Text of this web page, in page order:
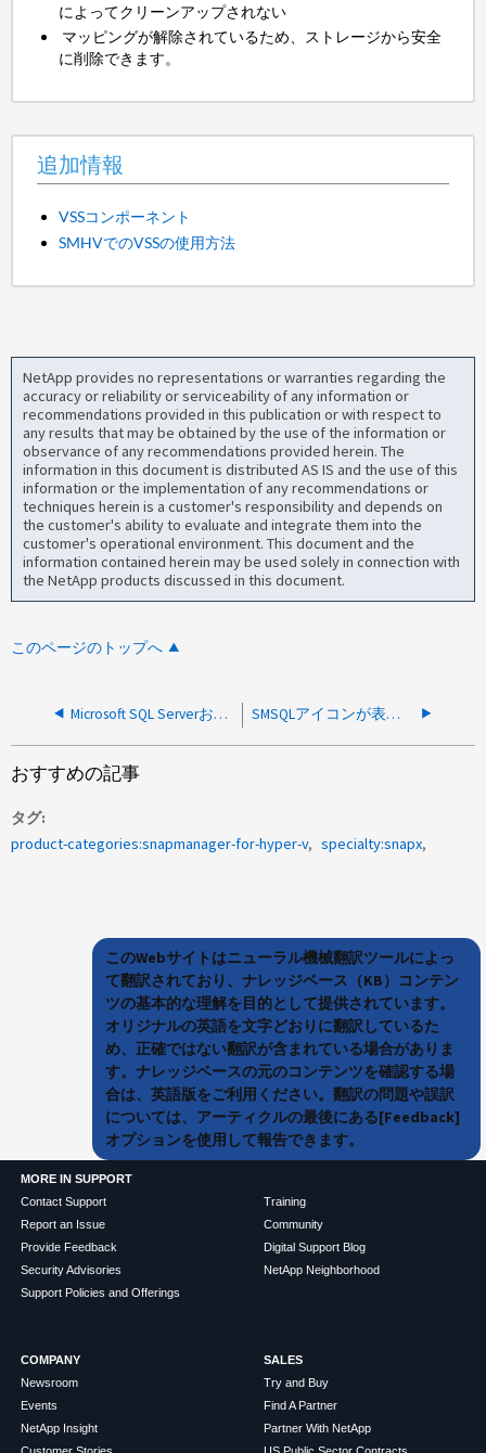
によってクリーンアップされない
マッピングが解除されているため、ストレージから安全
に削除できます。
追加情報
VSSコンポーネント
SMHVでのVSSの使用方法
NetApp provides no representations or warranties regarding the
accuracy or reliability or serviceability of any information or
recommendations provided in this publication or with respect to
any results that may be obtained by the use of the information or
observance of any recommendations provided herein. The
information in this document is distributed AS IS and the use of this
information or the implementation of any recommendations or
techniques herein is a customer's responsibility and depends on
the customer's ability to evaluate and integrate them into the
customer's operational environment. This document and the
information contained herein may be used solely in connection with
the NetApp products discussed in this document.
このページのトップへ
Microsoft SQL ServerおよびMicrosoft ExchangeのLUNには、どのNTFS割り当て単位のサイズを使用する必要がありますか。 SMSQLアイコンが表すバックアップ検証ステータス
おすすめの記事
タグ
product-categories:snapmanager-for-hyper-v
specialty:snapx
このWebサイトはニューラル機械翻訳ツールによっ
て翻訳されており、ナレッジベース（KB）コンテン
ツの基本的な理解を目的として提供されています。
オリジナルの英語を文字どおりに翻訳しているた
め、正確ではない翻訳が含まれている場合がありま
す。ナレッジベースの元のコンテンツを確認する場
合は、英語版をご利用ください。翻訳の問題や誤訳
については、アーティクルの最後にある[Feedback]
オプションを使用して報告できます。
MORE IN SUPPORT
Contact Support
Report an Issue
Provide Feedback
Security Advisories
Support Policies and Offerings
Training
Community
Digital Support Blog
NetApp Neighborhood
COMPANY
Newsroom
Events
NetApp Insight
SALES
Try and Buy
Find A Partner
Partner With NetApp